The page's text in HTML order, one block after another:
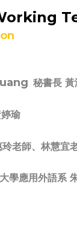
秘書長 黃
瑜
老師、林慧宜
學應用外語系